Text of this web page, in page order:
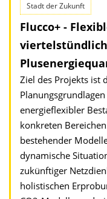
Stadt der Zukunft
Flucco+ -
Ziel des Projekts ist
energieflexibler
konkreten
bestehender
dynamische
zukünftiger
holistischen